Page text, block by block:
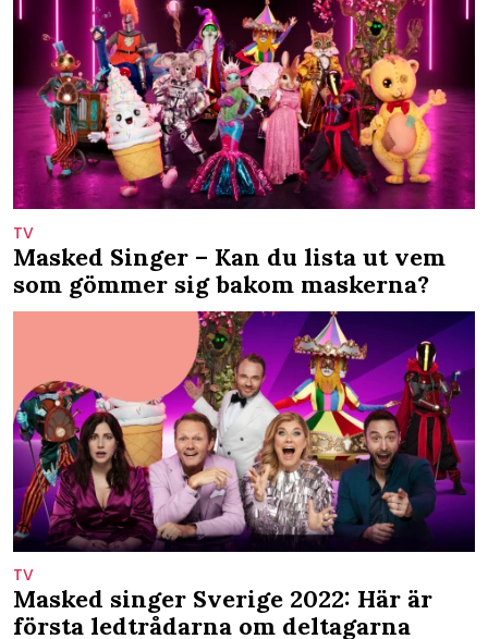
TV
Masked Singer – Kan du lista ut vem
som gömmer sig bakom maskerna?
TV
Masked singer Sverige 2022: Här är
första ledtrådarna om deltagarna